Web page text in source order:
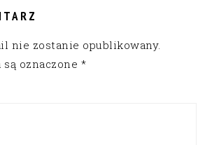
nie zostanie opublikowany.
oznaczone *